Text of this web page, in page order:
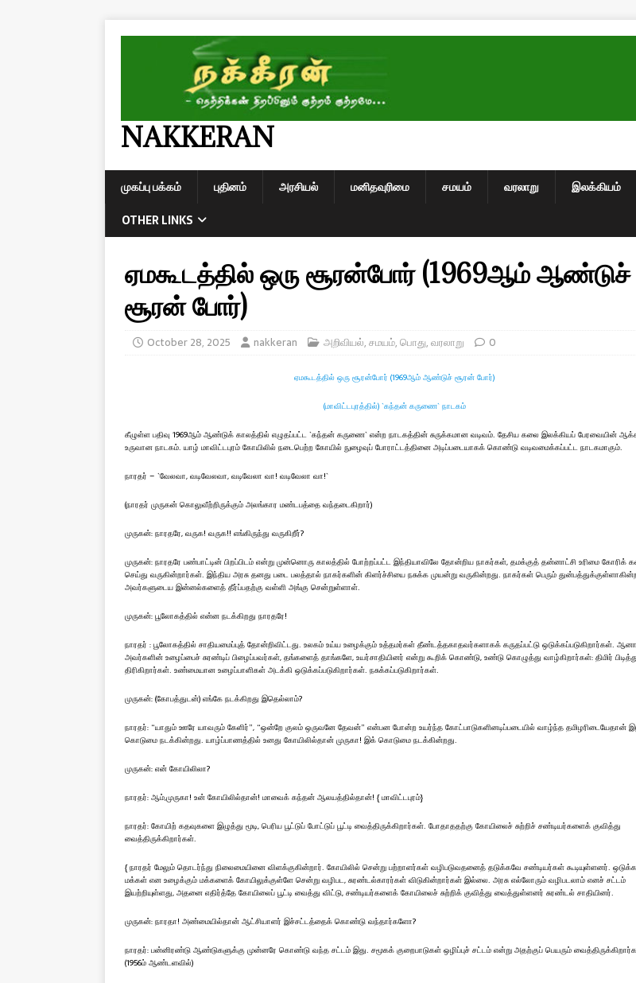
NAKKERAN
முகப்பு பக்கம் புதினம் அரசியல் மனிதவுரிமை சமயம் வரலாறு இலக்கியம்
OTHER LINKS
ஏமகூடத்தில் ஒரு சூரன்போர் (1969ஆம் ஆண்டுச்
சூரன் போர்)
October 28, 2025 nakkeran அறிவியல்,சமயம்,பொது,வரலாறு 0
ஏமகூடத்தில் ஒரு சூரன்போர் (1969ஆம் ஆண்டுச் சூரன் போர்)
(மாவிட்டபுரத்தில்) `கந்தன் கருணை` நாடகம்
கீழுள்ள பதிவு 1969ஆம் ஆண்டுக் காலத்தில் எழுதப்பட்ட `கந்தன் கருணை` என்ற நாடகத்தின் சுருக்கமான வடிவம். தேசிய கலை இலக்கியப் பேரவையின்
உருவான நாடகம். யாழ் மாவிட்டபுரம் கோயிலில் நடைபெற்ற கோயில் நுழைவுப் போராட்டத்தினை அடிப்படையாகக் கொண்டு வடிவமைக்கப்பட்ட நாடகமாகும்.
நாரதர் – `வேலவா, வடிவேலவா, வடிவேலா வா! வடிவேலா வா!`
(நாரதர் முருகன் கொலுவீற்றிருக்கும் அலங்கார மண்டபத்தை வந்தடைகிறார்)
முருகன்: நாரதரே, வருக! வருக!! எங்கிருந்து வருகிறீர்?
முருகன்: நாரதரே பண்பாட்டின் பிறப்பிடம் என்று முன்னொரு காலத்தில் போற்றப்பட்ட இந்தியாவிலே தோன்றிய நாகர்கள், தமக்குத் தன்னாட்சி உரிமை கோரிக்
செய்து வருகின்றார்கள். இந்திய அரசு தனது படை பலத்தால் நாகர்களின் கிளர்ச்சியை நசுக்க முயன்று வருகின்றது. நாகர்கள் பெரும்
அவர்களுடைய இன்னல்களைத் தீர்ப்பதற்கு வள்ளி அங்கு சென்றுள்ளாள்.
முருகன்: பூலோகத்தில் என்ன நடக்கிறது நாரதரே!
நாரதர் : பூலோகத்தில் சாதியமைப்புத் தோன்றிவிட்டது. உலகம் உய்ய உழைக்கும் உத்தமர்கள் தீண்டத்தகாதவர்களாகக் கருதப்பட்டு ஒடுக்கப்படுகிறார்கள்.
அவர்களின் உழைப்பைச் சுரண்டிப் பிழைப்பவர்கள், தங்களைத் தாங்களே, உயர்சாதியினர் என்று கூறிக் கொண்டு, உண்டு கொழுத்து வாழ்கிறார்கள்: திமிர்
திரிகிறார்கள். உண்மையான உழைப்பாளிகள் அடக்கி ஒடுக்கப்படுகிறார்கள். நசுக்கப்படுகிறார்கள்.
முருகன்: (கோபத்துடன்) எங்கே நடக்கிறது இதெல்லாம்?
நாரதர்: “யாதும் ஊரே யாவரும் கேளிர்”, “ஒன்றே குலம் ஒருவனே தேவன்” என்பன போன்ற உயர்ந்த கோட்பாடுகளினடிப்படையில் வாழ்ந்த தமிழரிடையேதான்
கொடுமை நடக்கின்றது. யாழ்ப்பாணத்தில் உனது கோயிலில்தான் முருகா! இக் கொடுமை நடக்கின்றது.
முருகன்: என் கோயிலிலா?
நாரதர்: ஆம்,முருகா! உன் கோயிலில்தான்! மாவைக் கந்தன் ஆலயத்தில்தான்! { மாவிட்டபுரம்}
நாரதர்: கோயிற் கதவுகளை இழுத்து மூடி, பெரிய பூட்டுப் போட்டுப் பூட்டி வைத்திருக்கிறார்கள். போதாததற்கு கோயிலைச் சுற்றிச் சண்டியர்களைக் குவித்து
வைத்திருக்கிறார்கள்.
{ நாரதர் மேலும் தொடர்ந்து நிலைமையினை விளக்குகின்றார். கோயிலில் சென்று பற்றாளர்கள் வழிபடுவதனைத் தடுக்கவே சண்டியர்கள் கூடியுள்ளனர்.
மக்கள் என உழைக்கும் மக்களைக் கோயிலுக்குள்ளே சென்று வழிபட, சுரண்டல்காரர்கள் விடுகின்றார்கள் இல்லை. அரசு எல்லோரும் வழிபடலாம் எனச் சட்டம்
இயற்றியுள்ளது, அதனை எதிர்த்தே கோயிலைப் பூட்டி வைத்து விட்டு, சண்டியர்களைக் கோயிலைச் சுற்றிக் குவித்து வைத்துள்ளனர் சுரண்டல் சாதியினர்.
முருகன்: நாரதா! அண்மையில்தான் ஆட்சியாளர் இச்சட்டத்தைக் கொண்டு வந்தார்களோ?
நாரதர்: பன்னிரண்டு ஆண்டுகளுக்கு முன்னரே கொண்டு வந்த சட்டம் இது. சமூகக் குறைபாடுகள் ஒழிப்புச் சட்டம் என்று அதற்குப் பெயரும்
(1956ம் ஆண்டளவில்)